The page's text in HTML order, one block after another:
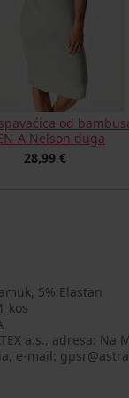
od
A Nelson duga
28,99 €
5% Elastan
a.s., adresa: Na
e-mail: